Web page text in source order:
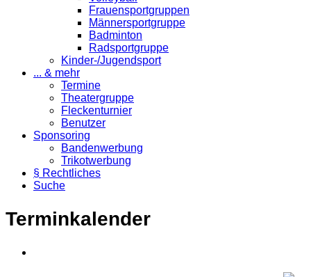
Frauensportgruppen
Männersportgruppe
Badminton
Radsportgruppe
Kinder-/Jugendsport
... & mehr
Termine
Theatergruppe
Fleckenturnier
Benutzer
Sponsoring
Bandenwerbung
Trikotwerbung
§ Rechtliches
Suche
Terminkalender